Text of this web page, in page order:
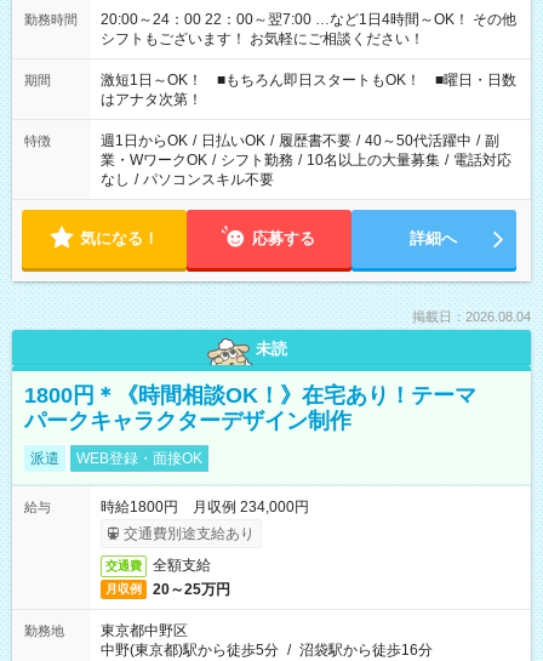
勤務時間
20:00～24：00 22：00～翌7:00 …など1日4時間～OK！ その他
シフトもございます！ お気軽にご相談ください！
期間
激短1日～OK！ ■もちろん即日スタートもOK！ ■曜日・日数
はアナタ次第！
特徴 週1日からOK / 日払いOK / 履歴書不要 / 40～50代活躍中 / 副
業・WワークOK / シフト勤務 / 10名以上の大量募集 / 電話対応
なし / パソコンスキル不要
気になる！ 応募する 詳細へ
掲載日：2026.08.04
未読
1800円＊《時間相談OK！》在宅あり！テーマ
パークキャラクターデザイン制作
派遣 WEB登録・面接OK
給与
時給1800円 月収例 234,000円
交通費別途支給あり
交通費 全額支給
月収例 20～25万円
勤務地
東京都中野区
中野(東京都)駅から徒歩5分 / 沼袋駅から徒歩16分